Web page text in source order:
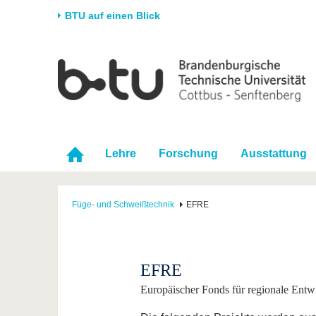
BTU auf einen Blick
Universität
Karriere & Engagement
Partnerschaften &
Strukturwandel
Forschung
Förderung
Wissenschaftlicher
Nachwuchs
Im
Lehre Forschung Ausstattung
Füge- und Schweißtechnik EFRE
EFRE
Europäischer Fonds für regionale